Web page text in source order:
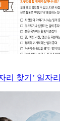
리 찾기’ 일자